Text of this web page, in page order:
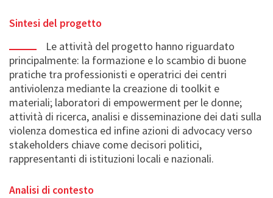
Sintesi del progetto
Le attività del progetto hanno riguardato
principalmente: la formazione e lo scambio di buone
pratiche tra professionisti e operatrici dei centri
antiviolenza mediante la creazione di toolkit e
materiali; laboratori di empowerment per le donne;
attività di ricerca, analisi e disseminazione dei dati sulla
violenza domestica ed infine azioni di advocacy verso
stakeholders chiave come decisori politici,
rappresentanti di istituzioni locali e nazionali.
Analisi di contesto